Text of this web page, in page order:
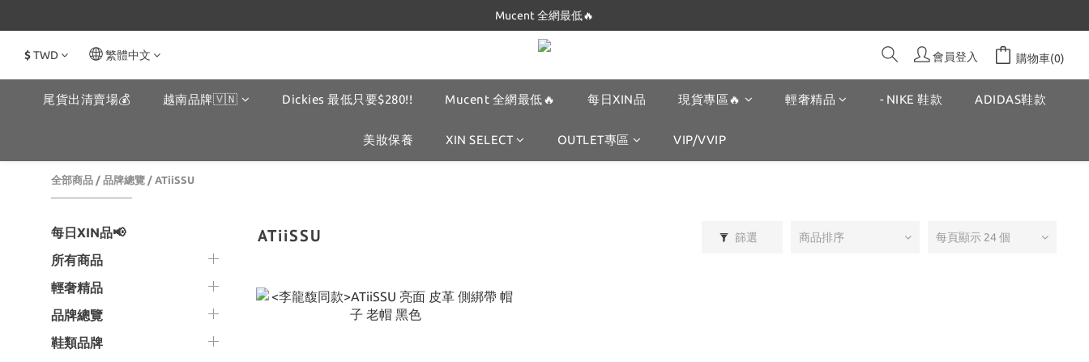
Dickies 最低$280起🔥
Mucent 全網最低🔥
Dickies 最低$280起🔥
$TWD 繁體中文 會員登入 購物車(0)
尾貨出清賣場💰 越南品牌🇻🇳 Dickies 最低只要$280!! Mucent 全網最低🔥 每日XIN品 現貨專區🔥 輕奢精品 - NIKE 鞋款 ADIDAS鞋款
美妝保養 XIN SELECT OUTLET專區 VIP/VVIP
全部商品 / 品牌總覽 / ATiiSSU
每日XIN品📢
所有商品
輕奢精品
品牌總覽
鞋類品牌
ATiiSSU 篩選 商品排序 每頁顯示 24 個